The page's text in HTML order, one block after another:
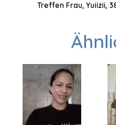
Treffen Frau, Yuiizii,